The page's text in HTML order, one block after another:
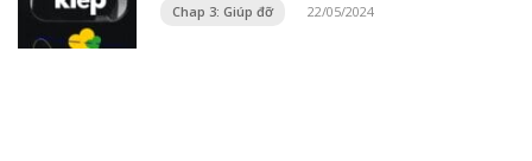
Chap 3: Giúp đỡ 22/05/2024